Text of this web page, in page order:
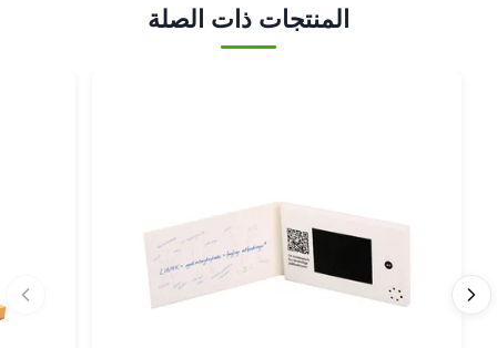
المنتجات ذات الصلة